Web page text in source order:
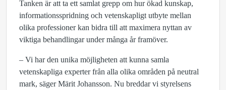
Tanken är att ta ett samlat grepp om hur ökad kunskap,
informationsspridning och vetenskapligt utbyte mellan
olika professioner kan bidra till att maximera nyttan av
viktiga behandlingar under många år framöver.
– Vi har den unika möjligheten att kunna samla
vetenskapliga experter från alla olika områden på neutral
mark, säger Märit Johansson. Nu breddar vi styrelsens